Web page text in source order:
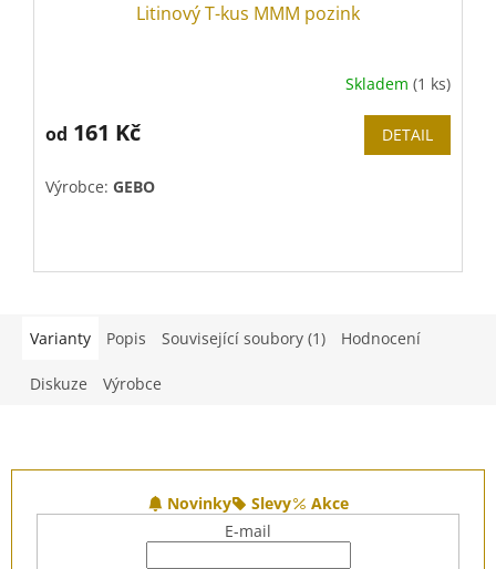
Litinový T-kus MMM pozink
Skladem (1 ks)
od 161 Kč DETAIL
Výrobce: GEBO
Varianty Popis Související soubory (1) Hodnocení
Diskuze Výrobce
Novinky Slevy
Akce
E-mail